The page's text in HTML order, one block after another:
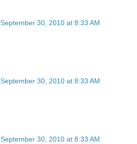
September 30, 2010 at 8:33 AM
September 30, 2010 at 8:33 AM
September 30, 2010 at 8:33 AM